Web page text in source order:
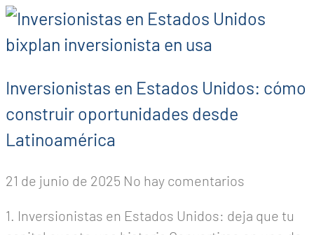
Inversionistas en Estados Unidos: cómo
construir oportunidades desde
Latinoamérica
21 de junio de 2025 No hay comentarios
1. Inversionistas en Estados Unidos: deja que tu